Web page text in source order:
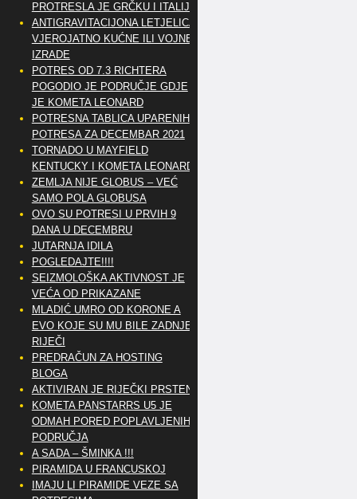
PROTRESLA JE GRČKU I ITALIJU
ANTIGRAVITACIJONA LETJELICA
VJEROJATNO KUĆNE ILI VOJNE
IZRADE
POTRES OD 7.3 RICHTERA
POGODIO JE PODRUČJE GDJE
JE KOMETA LEONARD
POTRESNA TABLICA UPARENIH
POTRESA ZA DECEMBAR 2021
TORNADO U MAYFIELD
KENTUCKY I KOMETA LEONARD
ZEMLJA NIJE GLOBUS – VEĆ
SAMO POLA GLOBUSA
OVO SU POTRESI U PRVIH 9
DANA U DECEMBRU
JUTARNJA IDILA
POGLEDAJTE!!!!
SEIZMOLOŠKA AKTIVNOST JE
VEĆA OD PRIKAZANE
MLADIĆ UMRO OD KORONE A
EVO KOJE SU MU BILE ZADNJE
RIJEČI
PREDRAČUN ZA HOSTING
BLOGA
AKTIVIRAN JE RIJEČKI PRSTEN
KOMETA PANSTARRS U5 JE
ODMAH PORED POPLAVLJENIH
PODRUČJA
A SADA – ŠMINKA !!!
PIRAMIDA U FRANCUSKOJ
IMAJU LI PIRAMIDE VEZE SA